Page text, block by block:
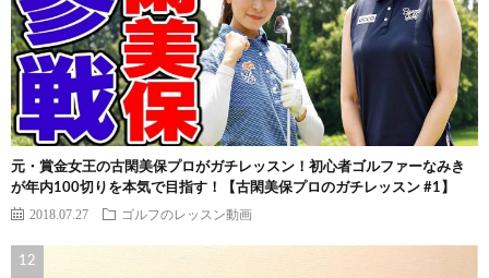
元・賞金女王の古閑美保プロがガチレッスン！初心者ゴルファーなみき
が年内100切りを本気で目指す！【古閑美保プロのガチレッスン #1】
2018.07.27 ゴルフのレッスン動画